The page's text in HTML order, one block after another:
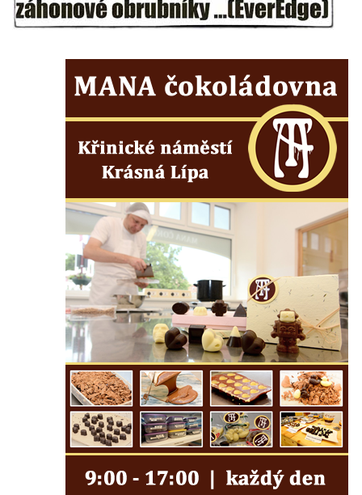
Pamětní kámen družebních obcí Kamenný
Újezd a Krauchthal v parku na Náměstí v
Socha na náměstí J. V. Kamarýta ve
Velešíně
Pomník J. V. Kamarýta v Krumlovské ulici ve
Velešíně
Pamětní deska arcibiskupa Micara ve
vstupu do poutního místa Římov
Plastika Koule v Gutenbergově ulici v
Liberci
Pamětní deska Vojtěcha Kocmicha na
domě čp. 37 v ulici Betlém v Římově
Pomník na paměť zrušení roboty v Plavu
Socha vodníka v Plavu
Socha ležícího koně v Sadech
Československé armády v Teplicích
Socha svatého Jana Nepomuckého v
Třebušíně
Pamětní deska Johanna Nepomuka
května v Rumburku